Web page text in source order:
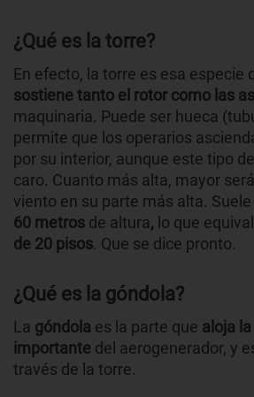
¿Qué es la torre?
En efecto, la torre es esa especie
sostiene tanto el rotor como las
maquinaria. Puede ser hueca
permite que los operarios
por su interior, aunque este tipo
caro. Cuanto más alta, mayor
viento en su parte más alta.
60 metros de altura, lo que
de 20 pisos. Que se dice pronto.
¿Qué es la góndola?
La góndola es la parte que aloja
importante del aerogenerador, y
través de la torre.